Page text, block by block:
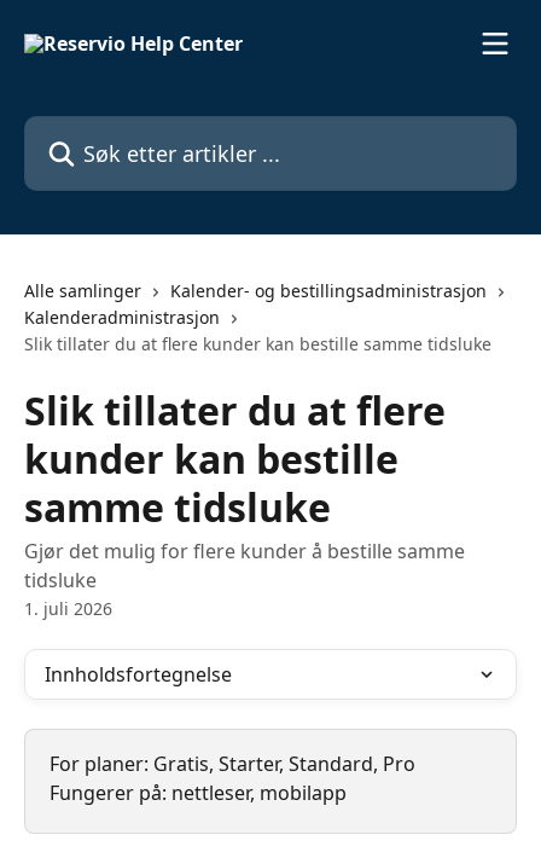
Søk etter artikler ...
Alle samlinger
Kalender- og bestillingsadministrasjon
Kalenderadministrasjon
Slik tillater du at flere kunder kan bestille samme tidsluke
Slik tillater du at flere
kunder kan bestille
samme tidsluke
Gjør det mulig for flere kunder å bestille samme
tidsluke
1. juli 2026
Innholdsfortegnelse
For planer: Gratis, Starter, Standard, Pro
Fungerer på: nettleser, mobilapp